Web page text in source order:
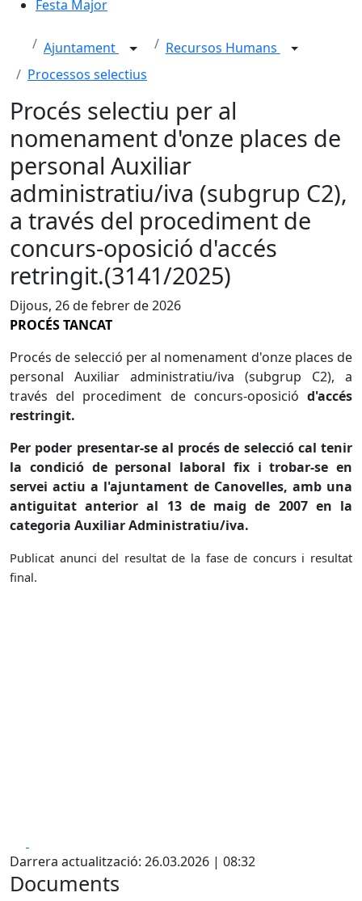
Festa Major
Ajuntament
Recursos Humans
Processos selectius
Procés selectiu per al
nomenament d'onze places de
personal Auxiliar
administratiu/iva (subgrup C2),
a través del procediment de
concurs-oposició d'accés
retringit.(3141/2025)
Dijous, 26 de febrer de 2026
PROCÉS TANCAT
Procés de selecció per al nomenament d'onze places de
personal Auxiliar administratiu/iva (subgrup C2), a
través del procediment de concurs-oposició d'accés
restringit.
Per poder presentar-se al procés de selecció cal tenir
la condició de personal laboral fix i trobar-se en
servei actiu a l'ajuntament de Canovelles, amb una
antiguitat anterior al 13 de maig de 2007 en la
categoria Auxiliar Administratiu/iva.
Publicat anunci del resultat de la fase de concurs i resultat
final.
Darrera actualització: 26.03.2026 | 08:32
Documents